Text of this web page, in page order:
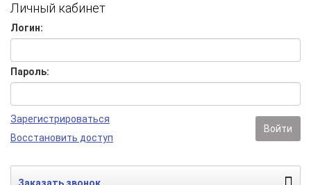
Личный кабинет
Логин:
Пароль:
Зарегистрироваться
Восстановить доступ
Войти